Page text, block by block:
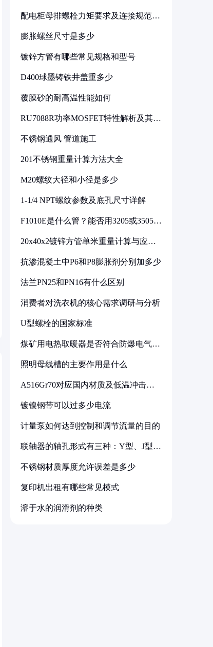
配电柜母排螺栓力矩要求及连接规范详
膨胀螺丝尺寸是多少
镀锌方管有哪些常见规格和型号
D400球墨铸铁井盖重多少
覆膜砂的耐高温性能如何
RU7088R功率MOSFET特性解析及其在
不锈钢通风 管道施工
201不锈钢重量计算方法大全
M20螺纹大径和小径是多少
1-1/4 NPT螺纹参数及底孔尺寸详解
F1010E是什么管？能否用3205或3505代
20x40x2镀锌方管单米重量计算与应用
抗渗混凝土中P6和P8膨胀剂分别加多少
法兰PN25和PN16有什么区别
消费者对洗衣机的核心需求调研与分析
U型螺栓的国家标准
煤矿用电热取暖器是否符合防爆电气设
照明母线槽的主要作用是什么
A516Gr70对应国内材质及低温冲击要
镀镍钢带可以过多少电流
计量泵如何达到控制和调节流量的目的
联轴器的轴孔形式有三种：Y型、J型、
不锈钢材质厚度允许误差是多少
复印机出租有哪些常见模式
溶于水的润滑剂的种类